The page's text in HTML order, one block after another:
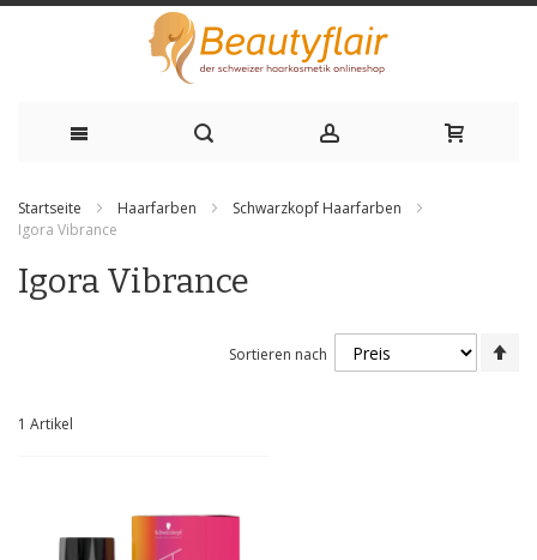
Inhalt
springen
Startseite Haarfarben
Schwarzkopf Haarfarben
Igora Vibrance
Igora Vibrance
1 Artikel
Sortieren nach